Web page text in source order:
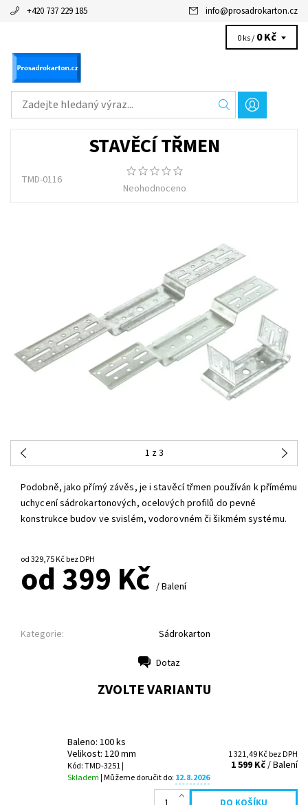
+420 737 229 185 info@prosadrokarton.cz
0 ks / 0 Kč
STAVĚCÍ TŘMEN
TMD-0116
Neohodnoceno
1 z 3
Podobně, jako přímý závěs, je i stavěcí třmen používán k přímému
uchycení sádrokartonových, ocelových profilů do pevné
konstrukce budov ve svislém, vodorovném či šikmém systému.
od 329,75 Kč bez DPH
od 399 Kč / Balení
Kategorie: Sádrokarton
Dotaz
ZVOLTE VARIANTU
Baleno: 100 ks
Velikost: 120 mm
Kód: TMD-3251 |
Skladem| Můžeme doručit do: 12.8.2026
1 321,49 Kč bez DPH
1 599 Kč/ Balení